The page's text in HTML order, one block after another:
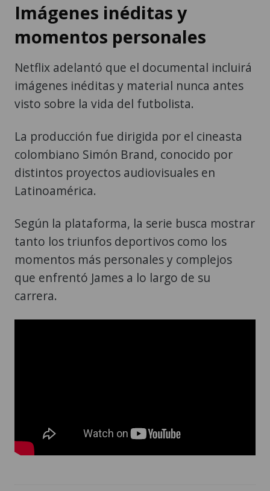
Imágenes inéditas y
momentos personales
Netflix adelantó que el documental incluirá
imágenes inéditas y material nunca antes
visto sobre la vida del futbolista.
La producción fue dirigida por el cineasta
colombiano Simón Brand, conocido por
distintos proyectos audiovisuales en
Latinoamérica.
Según la plataforma, la serie busca mostrar
tanto los triunfos deportivos como los
momentos más personales y complejos
que enfrentó James a lo largo de su
carrera.